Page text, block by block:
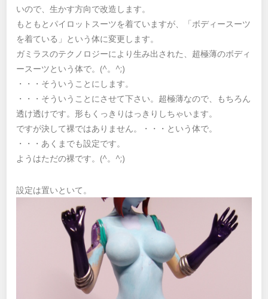
いので、生かす方向で改造します。
もともとパイロットスーツを着ていますが、「ボディースーツ
を着ている」という体に変更します。
ガミラスのテクノロジーにより生み出された、超極薄のボディ
ースーツという体で。(^。^;)
・・・そういうことにします。
・・・そういうことにさせて下さい。超極薄なので、もちろん
透け透けです。形もくっきりはっきりしちゃいます。
ですが決して裸ではありません。・・・という体で。
・・・あくまでも設定です。
ようはただの裸です。(^。^;)
設定は置いといて。